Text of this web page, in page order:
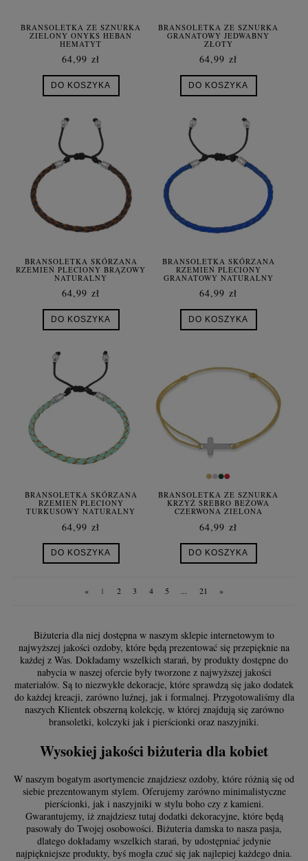
BRANSOLETKA ZE SZNURKA
ZIELONY ONYKS HEBAN
HEMATYT
64,99 zł
DO KOSZYKA
BRANSOLETKA ZE SZNURKA
GRANATOWY JEDWABNY
ZŁOTY
64,99 zł
DO KOSZYKA
BRANSOLETKA SKÓRZANA
RZEMIEŃ PLECIONY BRĄZOWY
NATURALNY
64,99 zł
DO KOSZYKA
BRANSOLETKA SKÓRZANA
RZEMIEŃ PLECIONY
GRANATOWY NATURALNY
64,99 zł
DO KOSZYKA
BRANSOLETKA SKÓRZANA
RZEMIEŃ PLECIONY
TURKUSOWY NATURALNY
64,99 zł
DO KOSZYKA
BRANSOLETKA ZE SZNURKA
KRZYŻ SREBRO BEŻOWA
CZERWONA ZIELONA
64,99 zł
DO KOSZYKA
« 1 2 3 4 5 ... 21 »
Biżuteria dla niej dostępna w naszym sklepie internetowym to
najwyższej jakości ozdoby, które będą prezentować się przepięknie na
każdej z Was. Dokładamy wszelkich starań, by produkty dostępne do
nabycia w naszej ofercie były tworzone z najwyższej jakości
materiałów. Są to niezwykłe dekoracje, które sprawdzą się jako dodatek
do każdej kreacji, zarówno luźnej, jak i formalnej. Przygotowaliśmy dla
naszych Klientek obszerną kolekcję, w której znajdują się zarówno
bransoletki, kolczyki jak i pierścionki oraz naszyjniki.
Wysokiej jakości biżuteria dla kobiet
W naszym bogatym asortymencie znajdziesz ozdoby, które różnią się od
siebie prezentowanym stylem. Oferujemy zarówno minimalistyczne
pierścionki, jak i naszyjniki w stylu boho czy z kamieni.
Gwarantujemy, iż znajdziesz tutaj dodatki dekoracyjne, które będą
pasowały do Twojej osobowości. Biżuteria damska to nasza pasja,
dlatego dokładamy wszelkich starań, by udostępniać jedynie
najpiękniejsze produkty, byś mogła czuć się jak najlepiej każdego dnia.